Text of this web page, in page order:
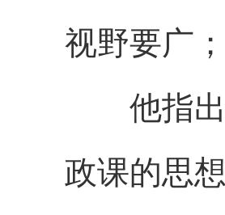
视野要广
他指出
政课的思